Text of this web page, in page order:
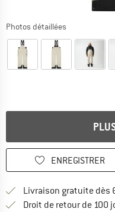
Photos détaillées
ENREGISTRER
Livraison gratuite dès
Droit de retour de 100